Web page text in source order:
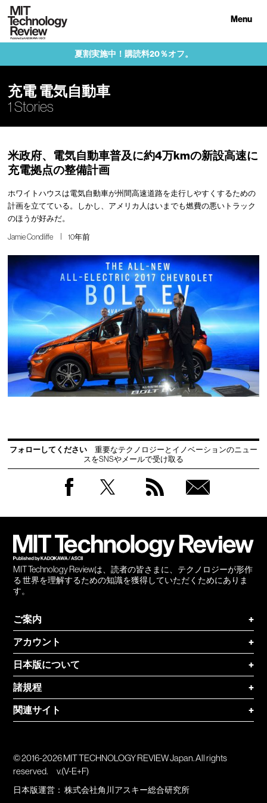
Menu
夏割実施中！購読料20％オフ。
充電 電気自動車
1 Stories
米政府、電気自動車普及に約4万kmの新設高速に
充電拠点の整備計画
ホワイトハウスは電気自動車が州間高速道路を走行しやすくするための
計画を立てている。しかし、アメリカ人はいまでも燃費の悪いトラック
のほうが好みだ。
Jamie Condliffe 10年前
フォローしてください
重要なテクノロジーとイノベーションのニュー
スをSNSやメールで受け取る
MIT Technology Reviewは、読者の皆さまに、テクノロジーが形作
る 世界を理解するための知識を獲得していただくためにありま
す。
ご案内
+
アカウント
+
日本版について
+
諸規程
+
関連サイト
+
© 2016-2026 MIT TECHNOLOGY REVIEW Japan. All rights
reserved.
v.(V-E+F)
日本版運営：株式会社角川アスキー総合研究所